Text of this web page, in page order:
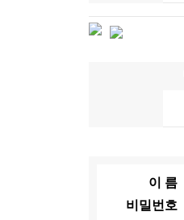
이 름
비밀번호